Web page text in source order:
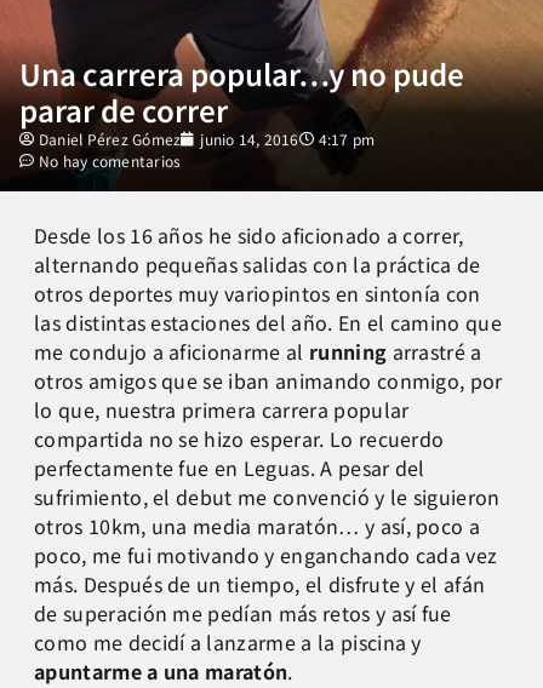
Una carrera popular…y no pude
parar de correr
Daniel Pérez Gómez junio 14, 2016
4:17 pm
No hay comentarios
Desde los 16 años he sido aficionado a correr,
alternando pequeñas salidas con la práctica de
otros deportes muy variopintos en sintonía con
las distintas estaciones del año. En el camino que
me condujo a aficionarme al running arrastré a
otros amigos que se iban animando conmigo, por
lo que, nuestra primera carrera popular
compartida no se hizo esperar. Lo recuerdo
perfectamente fue en Leguas. A pesar del
sufrimiento, el debut me convenció y le siguieron
otros 10km, una media maratón… y así, poco a
poco, me fui motivando y enganchando cada vez
más. Después de un tiempo, el disfrute y el afán
de superación me pedían más retos y así fue
como me decidí a lanzarme a la piscina y
apuntarme a una maratón.